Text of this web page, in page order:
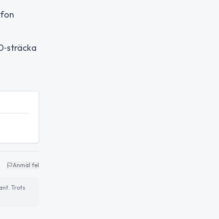
Anmäl fel
Trots